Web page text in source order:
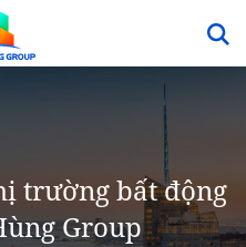
trường bất động
Group